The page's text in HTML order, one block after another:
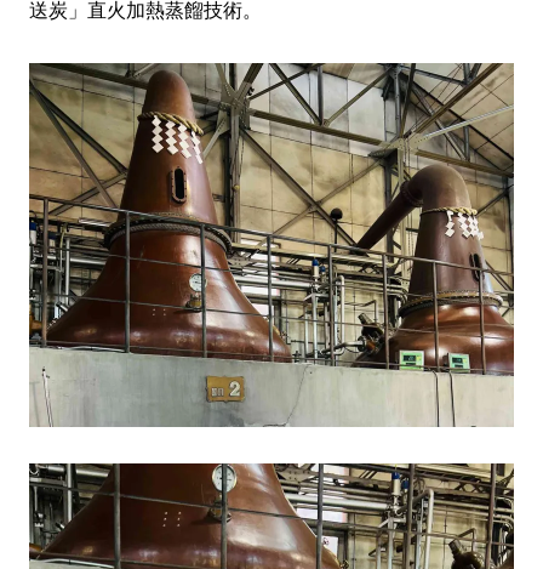
送炭」直火加熱蒸餾技術。